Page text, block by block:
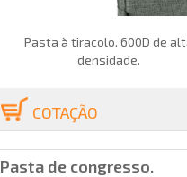
Pasta à tiracolo. 600D de
densidade.
COTAÇÃO
Pasta de congresso.